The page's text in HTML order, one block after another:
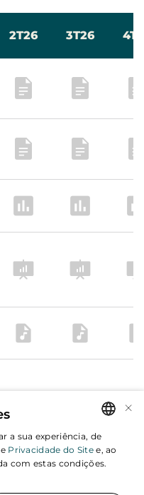
2T26 3T26
PORTUGUESE
ENGLISH
×
a sua experiência, de
e Privacidade do Sitee, ao
com estas condições.